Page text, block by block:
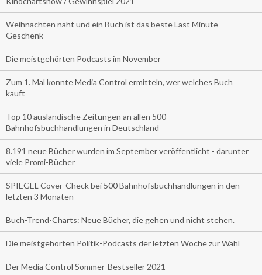
Weihnachten naht und ein Buch ist das beste Last Minute-
Geschenk
Die meistgehörten Podcasts im November
Zum 1. Mal konnte Media Control ermitteln, wer welches Buch
kauft
Top 10 ausländische Zeitungen an allen 500
Bahnhofsbuchhandlungen in Deutschland
8.191 neue Bücher wurden im September veröffentlicht - darunter
viele Promi-Bücher
SPIEGEL Cover-Check bei 500 Bahnhofsbuchhandlungen in den
letzten 3 Monaten
Buch-Trend-Charts: Neue Bücher, die gehen und nicht stehen.
Die meistgehörten Politik-Podcasts der letzten Woche zur Wahl
Der Media Control Sommer-Bestseller 2021